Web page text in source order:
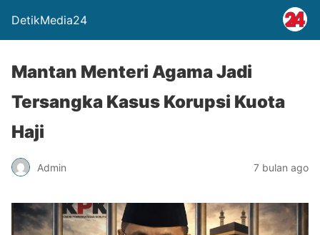
DetikMedia24
Mantan Menteri Agama Jadi
Tersangka Kasus Korupsi Kuota
Haji
Admin 7 bulan ago